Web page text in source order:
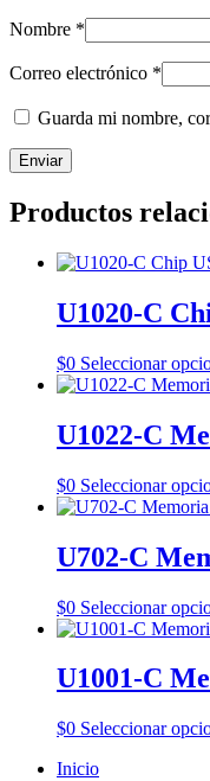
Nombre *
Correo electrónico *
Guarda mi nombre,
Productos
U1020-C
$0 Seleccionar
U1022-C
$0 Seleccionar
U702-C
$0 Seleccionar
U1001-C
$0 Seleccionar
Inicio